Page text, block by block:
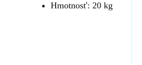
Hmotnosť: 20 kg